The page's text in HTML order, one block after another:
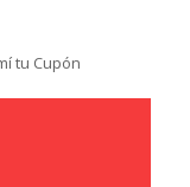
tu Cupón